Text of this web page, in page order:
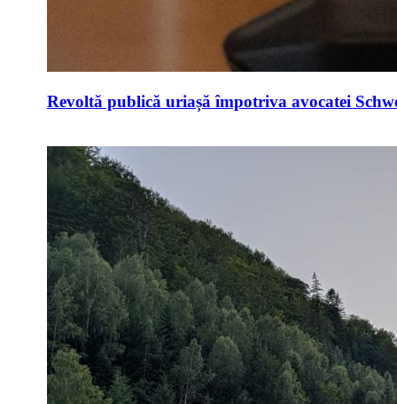
Revoltă publică uriașă împotriva avocatei